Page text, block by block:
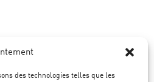
des technologies telles que les